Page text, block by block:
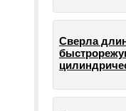
Сверла